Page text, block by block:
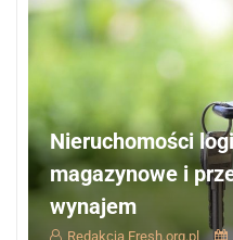
Nieruchomości
magazynowe i
wynajem
Redakcja Fresh.org.pl